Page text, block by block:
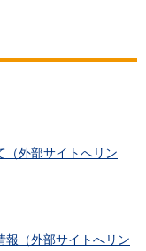
（外部サイトへリン
報（外部サイトへリン